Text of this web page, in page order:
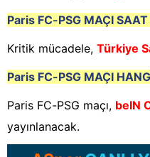
Paris FC-PSG MAÇI
Kritik mücadele, Türkiye
Paris FC-PSG MAÇI
Paris FC-PSG maçı, beIN
yayınlanacak.